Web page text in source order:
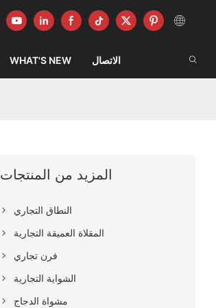
WHAT'S NEW الاتصال
المزيد من المنتجات
النطاق التجاري
المقلاة العميقة التجارية
فرن تجاري
الشواية التجارية
مشواة الدجاج